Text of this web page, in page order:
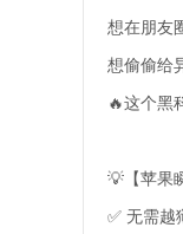
想在朋友
想偷偷给
🔥这个黑
💡【苹果
✅ 无需越